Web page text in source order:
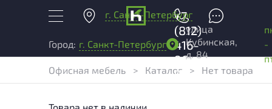
г. Санкт-Петербург
+7
(812)
416-
96-
99
Город: г. Санкт-Петербург
улица
Кубинская,
д. 84
-
Офисная мебель
> Каталог > Нет товара